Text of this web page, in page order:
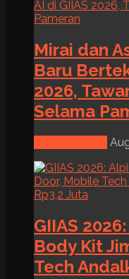
Mirai dan
Baru
2026,
Selama
GIIAS
Body Kit
Tech